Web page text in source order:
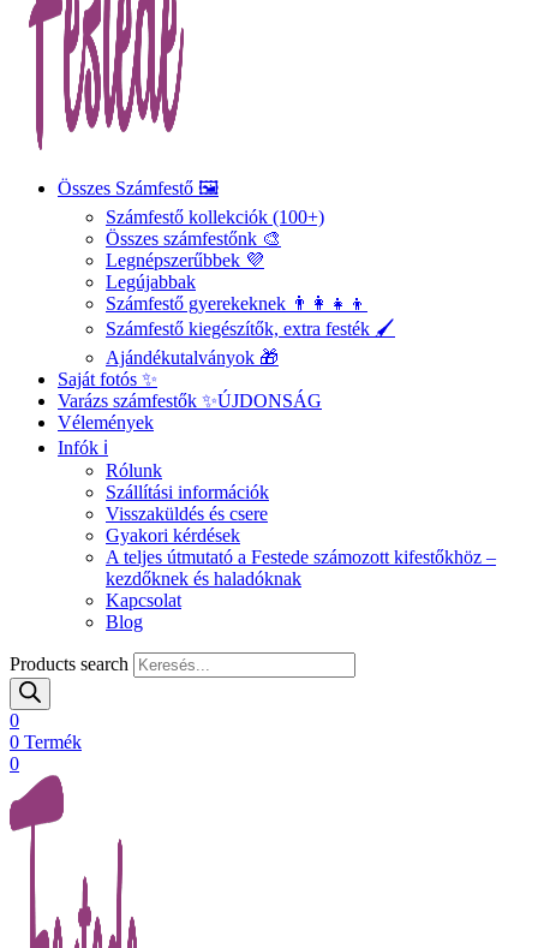
Összes Számfestő 🖼️
Számfestő kollekciók (100+)
Összes számfestőnk 🎨
Legnépszerűbbek 💜
Legújabbak
Számfestő gyerekeknek 👨‍👩‍👧‍👦
Számfestő kiegészítők, extra festék 🖌️
Ajándékutalványok 🎁
Saját fotós ✨
Varázs számfestők ✨ÚJDONSÁG
Vélemények
Infók ℹ️
Rólunk
Szállítási információk
Visszaküldés és csere
Gyakori kérdések
A teljes útmutató a Festede számozott kifestőkhöz –
kezdőknek és haladóknak
Kapcsolat
Blog
Products search
0
0 Termék
0